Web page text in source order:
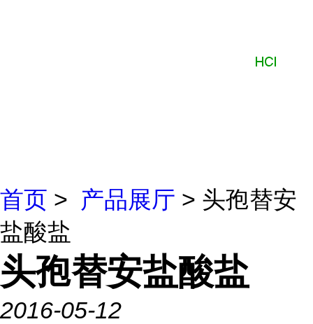
首页 > 产品展厅 > 头孢替安
盐酸盐
头孢替安盐酸盐
2016-05-12